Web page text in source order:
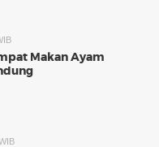
Makan Ayam